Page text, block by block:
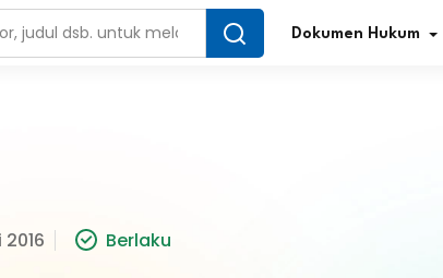
Dokumen Hukum
Simplifikasi Regulasi
2016 Berlaku